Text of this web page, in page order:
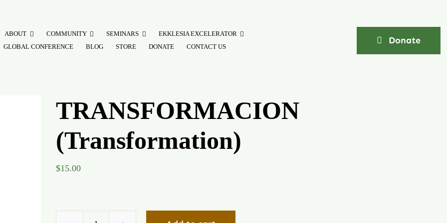
ABOUT COMMUNITY SEMINARS
EKKLESIA EXCELERATOR
GLOBAL CONFERENCE
BLOG STORE DONATE CONTACT US
Donate
TRANSFORMACION
(Transformation)
$15.00